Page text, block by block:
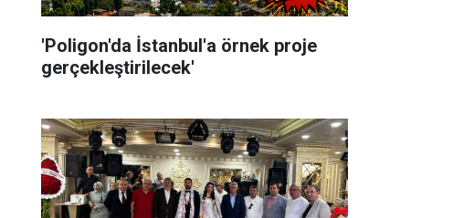
'Poligon'da İstanbul'a örnek proje
gerçekleştirilecek'